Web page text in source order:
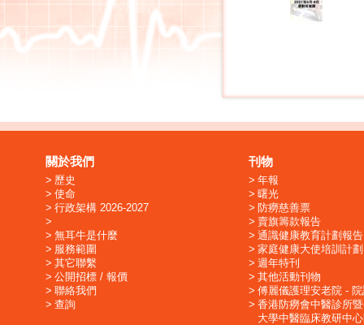
關於我們
歷史
使命
行政架構 2026-2027
無耳牛是什麼
服務範圍
其它聯繫
公開招標 / 報價
聯絡我們
查詢
刊物
年報
曙光
防癆慈善票
賣旗籌款報告
通識健康教育計劃報告
家庭健康大使培訓計劃
週年特刊
其他活動刊物
傅麗儀護理安老院 -
香港防癆會中醫診所
大學中醫臨床教研中